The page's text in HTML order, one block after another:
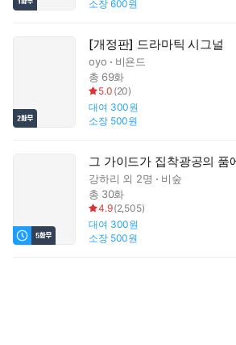
소장 600원
[개정판] 드라마틱 시그널
oyo
비욘드
총 69화
5.0 (20)
대여 300원
소장 500원
그 가이드가 집착광공의 품
강하리 외 2명
비숲
총 30화
4.9(2,505)
대여 300원
소장 500원